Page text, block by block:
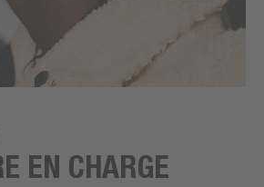
EN CHARGE